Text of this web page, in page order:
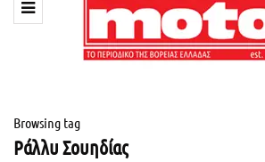
Browsing tag
Ράλλυ Σουηδίας